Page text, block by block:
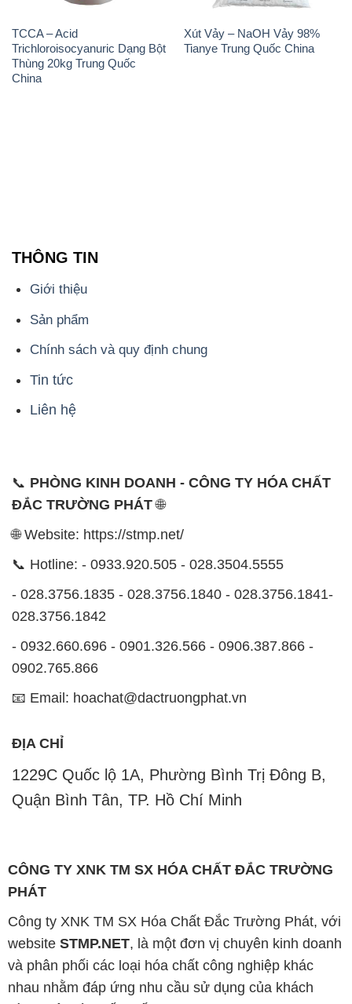
TCCA – Acid
Trichloroisocyanuric Dạng Bột
Thùng 20kg Trung Quốc
China
Xút Vảy – NaOH Vảy 98%
Tianye Trung Quốc China
THÔNG TIN
Giới thiệu
Sản phẩm
Chính sách và quy định chung
Tin tức
Liên hệ
📞 PHÒNG KINH DOANH - CÔNG TY HÓA CHẤT
ĐẮC TRƯỜNG PHÁT🌐
🌐 Website: https://stmp.net/
📞 Hotline: - 0933.920.505 - 028.3504.5555
- 028.3756.1835 - 028.3756.1840 - 028.3756.1841-
028.3756.1842
- 0932.660.696 - 0901.326.566 - 0906.387.866 -
0902.765.866
📧 Email: hoachat@dactruongphat.vn
ĐỊA CHỈ
1229C Quốc lộ 1A, Phường Bình Trị Đông B,
Quận Bình Tân, TP. Hồ Chí Minh
CÔNG TY XNK TM SX HÓA CHẤT ĐẮC TRƯỜNG
PHÁT
Công ty XNK TM SX Hóa Chất Đắc Trường Phát, với
website STMP.NET, là một đơn vị chuyên kinh doanh
và phân phối các loại hóa chất công nghiệp khác
nhau nhằm đáp ứng nhu cầu sử dụng của khách